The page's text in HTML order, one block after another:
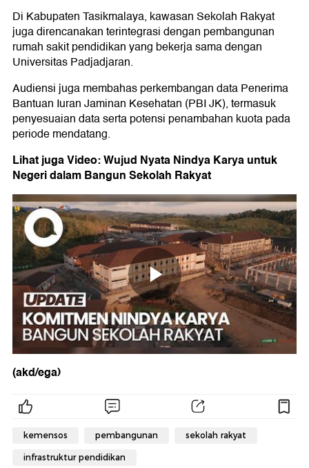
Di Kabupaten Tasikmalaya, kawasan Sekolah Rakyat
juga direncanakan terintegrasi dengan pembangunan
rumah sakit pendidikan yang bekerja sama dengan
Universitas Padjadjaran.
Audiensi juga membahas perkembangan data Penerima
Bantuan Iuran Jaminan Kesehatan (PBI JK), termasuk
penyesuaian data serta potensi penambahan kuota pada
periode mendatang.
Lihat juga Video: Wujud Nyata Nindya Karya untuk
Negeri dalam Bangun Sekolah Rakyat
(akd/ega)
kemensos pembangunan sekolah rakyat
infrastruktur pendidikan